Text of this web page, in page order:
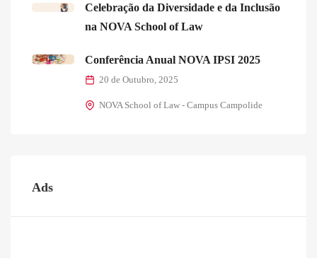
Celebração da Diversidade e da Inclusão
na NOVA School of Law
Conferência Anual NOVA IPSI 2025
20 de Outubro, 2025
NOVA School of Law - Campus Campolide
Ads